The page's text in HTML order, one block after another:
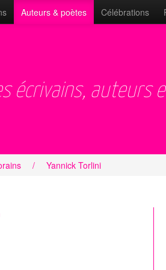
Auteurs & poètes Célébrations
écrivains, auteurs
/ Yannick Torlini